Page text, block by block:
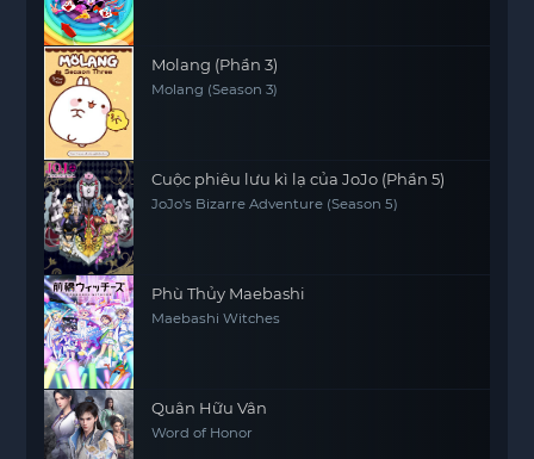
Molang (Phần 3)
Molang (Season 3)
Cuộc phiêu lưu kì lạ của JoJo (Phần 5)
JoJo's Bizarre Adventure (Season 5)
Phù Thủy Maebashi
Maebashi Witches
Quân Hữu Vân
Word of Honor